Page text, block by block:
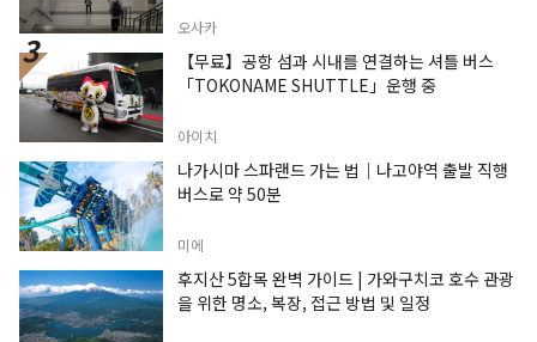
오사카
【무료】공항 섬과 시내를 연결하는 셔틀 버스
「TOKONAME SHUTTLE」운행 중
아이치
나가시마 스파랜드 가는 법｜나고야역 출발 직행
버스로 약 50분
미에
후지산 5합목 완벽 가이드 | 가와구치코 호수 관광
을 위한 명소, 복장, 접근 방법 및 일정